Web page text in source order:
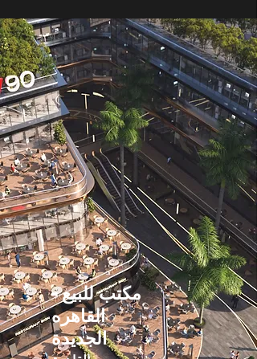
مكتب للبيع -
القاهره
الجديدة